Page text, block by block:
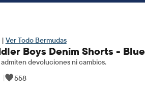
| Ver Todo Bermudas
Boys Denim Shorts - Blue
admiten devoluciones ni cambios.
|
558